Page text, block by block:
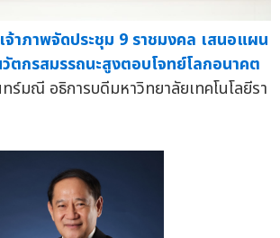
จ้าภาพจัดประชุม 9 ราชมงคล เสนอแผน
ตกรสมรรถนะสูงตอบโจทย์โลกอนาคต
มณี อธิการบดีมหาวิทยาลัยเทคโนโลยีรา